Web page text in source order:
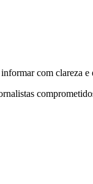
com clareza